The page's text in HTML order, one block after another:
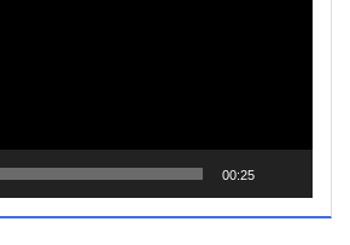
00:25